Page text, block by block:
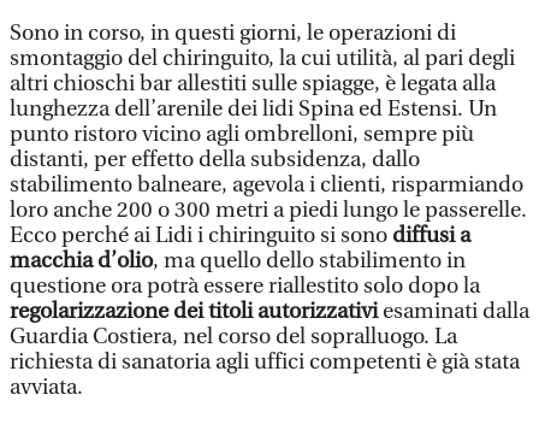
Sono in corso, in questi giorni, le operazioni di
smontaggio del chiringuito, la cui utilità, al pari degli
altri chioschi bar allestiti sulle spiagge, è legata alla
lunghezza dell’arenile dei lidi Spina ed Estensi. Un
punto ristoro vicino agli ombrelloni, sempre più
distanti, per effetto della subsidenza, dallo
stabilimento balneare, agevola i clienti, risparmiando
loro anche 200 o 300 metri a piedi lungo le passerelle.
Ecco perché ai Lidi i chiringuito si sono diffusi a
macchia d’olio, ma quello dello stabilimento in
questione ora potrà essere riallestito solo dopo la
regolarizzazione dei titoli autorizzativiesaminati dalla
Guardia Costiera, nel corso del sopralluogo. La
richiesta di sanatoria agli uffici competenti è già stata
avviata.